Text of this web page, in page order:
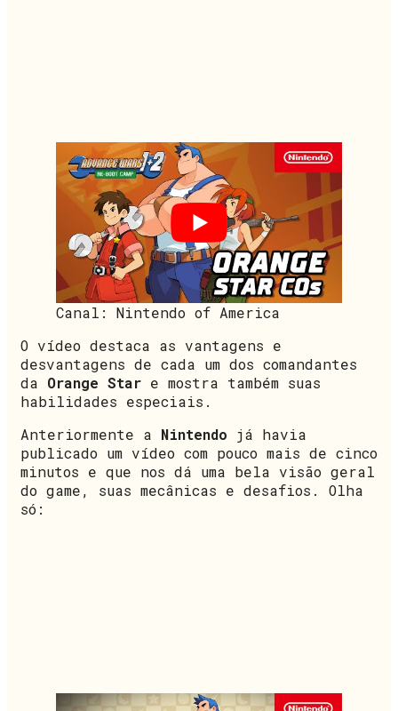
Canal: Nintendo of America
O vídeo destaca as vantagens e
desvantagens de cada um dos comandantes
da Orange Star e mostra também suas
habilidades especiais.
Anteriormente a Nintendo já havia
publicado um vídeo com pouco mais de cinco
minutos e que nos dá uma bela visão geral
do game, suas mecânicas e desafios. Olha
só: